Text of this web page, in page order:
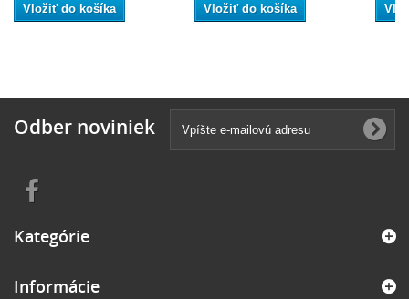
Vložiť do košíka Vložiť do košíka
Odber noviniek
Kategórie
Informácie